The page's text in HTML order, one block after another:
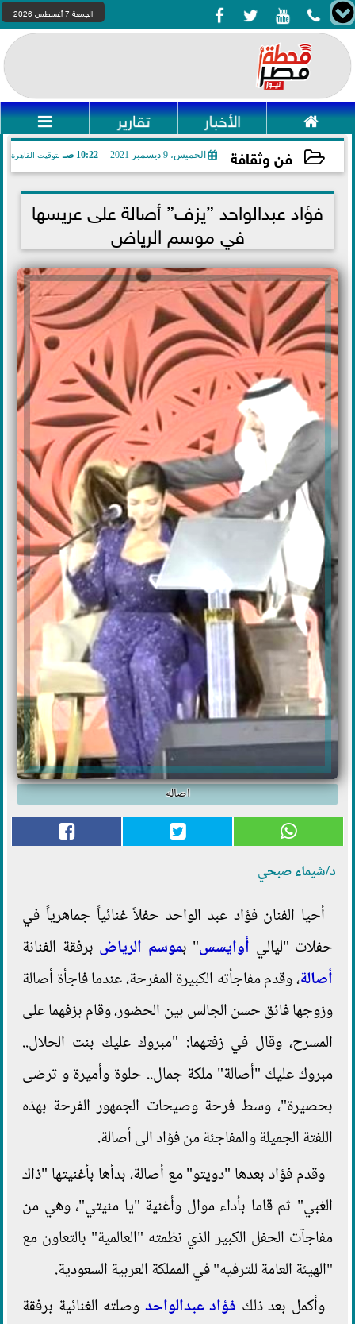
    الجمعة 7 أغسطس 2026
 الأخبار تقارير 
فن وثقافة الخميس، 9 ديسمبر 2021 10:22 صـ بتوقيت القاهرة
2021-12-09 10:22:53
فؤاد عبدالواحد ”يزف” أصالة على عريسها
في موسم الرياض
اصاله
د/شيماء صبحي
أحيا الفنان فؤاد عبد الواحد حفلاً غنائياً جماهرياً في
حفلات "ليالي أوايسس" بموسم الرياض برفقة الفنانة
أصالة، وقدم مفاجأته الكبيرة المفرحة، عندما فاجأة أصالة
وزوجها فائق حسن الجالس بين الحضور، وقام بزفهما على
المسرح، وقال في زفتهما: "مبروك عليك بنت الحلال..
مبروك عليك "أصالة" ملكة جمال.. حلوة وأميرة و ترضى
بحصيرة"، وسط فرحة وصيحات الجمهور الفرحة بهذه
اللفتة الجميلة والمفاجئة من فؤاد الى أصالة.
وقدم فؤاد بعدها "دويتو" مع أصالة، بدأها بأغنيتها "ذاك
الغبي" ثم قاما بأداء موال وأغنية "يا منيتي"، وهي من
مفاجآت الحفل الكبير الذي نظمته "العالمية" بالتعاون مع
"الهيئة العامة للترفيه" في المملكة العربية السعودية.
وأكمل بعد ذلك فؤاد عبدالواحد وصلته الغنائية برفقة